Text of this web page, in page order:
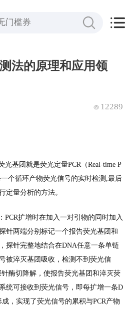
法的原理和应用领
12289
光基团就是荧光定量PCR（Real-time P
个循环产物荧光信号的实时检测,最后
定量分析的方法。
PCR扩增时在加入一对引物的同时加入
针两端分别标记一个报告荧光基团和
探针完整地结合在DNA任意一条单链
被淬灭基团吸收，检测不到荧光信
针酶切降解，使报告荧光基团和淬灭荧
统可接收到荧光信号，即每扩增一条D
，实现了荧光信号的累积与PCR产物